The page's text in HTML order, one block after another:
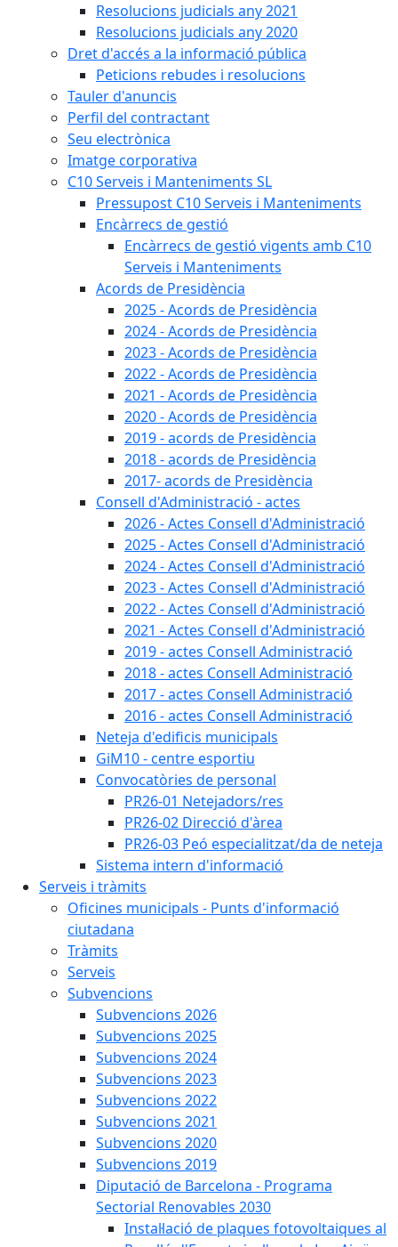
Resolucions judicials any 2021
Resolucions judicials any 2020
Dret d'accés a la informació pública
Peticions rebudes i resolucions
Tauler d'anuncis
Perfil del contractant
Seu electrònica
Imatge corporativa
C10 Serveis i Manteniments SL
Pressupost C10 Serveis i Manteniments
Encàrrecs de gestió
Encàrrecs de gestió vigents amb C10
Serveis i Manteniments
Acords de Presidència
2025 - Acords de Presidència
2024 - Acords de Presidència
2023 - Acords de Presidència
2022 - Acords de Presidència
2021 - Acords de Presidència
2020 - Acords de Presidència
2019 - acords de Presidència
2018 - acords de Presidència
2017- acords de Presidència
Consell d'Administració - actes
2026 - Actes Consell d'Administració
2025 - Actes Consell d'Administració
2024 - Actes Consell d'Administració
2023 - Actes Consell d'Administració
2022 - Actes Consell d'Administració
2021 - Actes Consell d'Administració
2019 - actes Consell Administració
2018 - actes Consell Administració
2017 - actes Consell Administració
2016 - actes Consell Administració
Neteja d'edificis municipals
GiM10 - centre esportiu
Convocatòries de personal
PR26-01 Netejadors/res
PR26-02 Direcció d'àrea
PR26-03 Peó especialitzat/da de neteja
Sistema intern d'informació
Serveis i tràmits
Oficines municipals - Punts d'informació
ciutadana
Tràmits
Serveis
Subvencions
Subvencions 2026
Subvencions 2025
Subvencions 2024
Subvencions 2023
Subvencions 2022
Subvencions 2021
Subvencions 2020
Subvencions 2019
Diputació de Barcelona - Programa
Sectorial Renovables 2030
Instal·lació de plaques fotovoltaiques al